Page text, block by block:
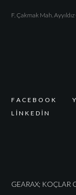
F. Çakmak Mah.
F A C E B O O K Y
L I N K E D I N
GEARAX; KOÇLAR